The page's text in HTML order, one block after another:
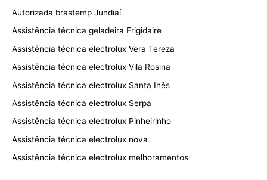
Autorizada brastemp Jundiaí
Assistência técnica geladeira Frigidaire
Assistência técnica electrolux Vera Tereza
Assistência técnica electrolux Vila Rosina
Assistência técnica electrolux Santa Inês
Assistência técnica electrolux Serpa
Assistência técnica electrolux Pinheirinho
Assistência técnica electrolux nova
Assistência técnica electrolux melhoramentos